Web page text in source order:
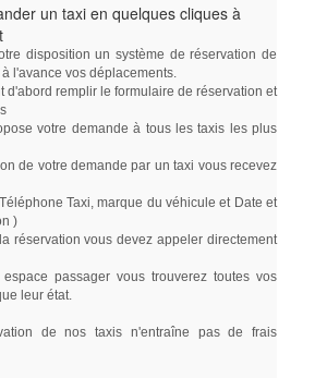
un taxi en quelques cliques à
disposition un système de réservation de
l'avance vos déplacements.
remplir le formulaire de réservation et
votre demande à tous les taxis les plus
de votre demande par un taxi vous recevez
Taxi, marque du véhicule et Date et
)
vous devez appeler directement
passager vous trouverez toutes vos
leur état.
de nos taxis n'entraîne pas de frais